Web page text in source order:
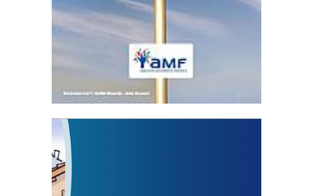
Statut de l’élu local
3 avril 2024
Mise à jour avril 2024
FEUILLETER